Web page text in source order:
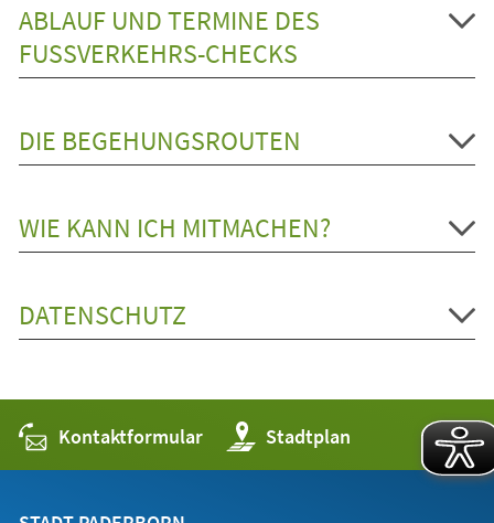
neuen
Tab)
ABLAUF UND TERMINE DES
FUSSVERKEHRS-CHECKS
DIE BEGEHUNGSROUTEN
WIE KANN ICH MITMACHEN?
DATENSCHUTZ
Kontaktformular Stadtplan
(Öffnet
in
einem